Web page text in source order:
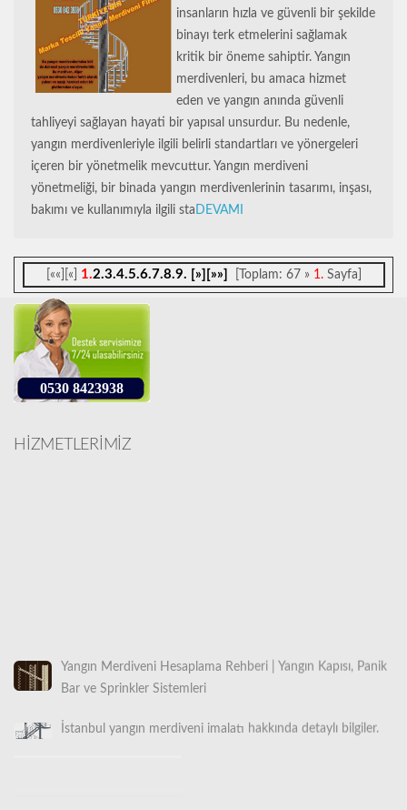
insanların hızla ve güvenli bir şekilde
binayı terk etmelerini sağlamak
kritik bir öneme sahiptir. Yangın
merdivenleri, bu amaca hizmet
eden ve yangın anında güvenli
tahliyeyi sağlayan hayati bir yapısal unsurdur. Bu nedenle,
yangın merdivenleriyle ilgili belirli standartları ve yönergeleri
içeren bir yönetmelik mevcuttur. Yangın merdiveni
yönetmeliği, bir binada yangın merdivenlerinin tasarımı, inşası,
bakımı ve kullanımıyla ilgili sta DEVAMI
[««][«] 1.2.3.4.5.6.7.8.9. [»] [»»] [Toplam: 67 » 1. Sayfa]
0530 8423938
HİZMETLERİMİZ
Bar ve Sprinkler Sistemleri